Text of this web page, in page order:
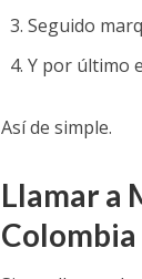
Seguido
Y por último
Así de simple.
Llamar a
Colombia